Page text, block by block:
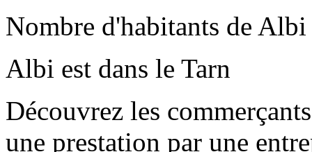
Nombre d'habitants de
Albi est dans le Tarn
Découvrez les
une prestation par une